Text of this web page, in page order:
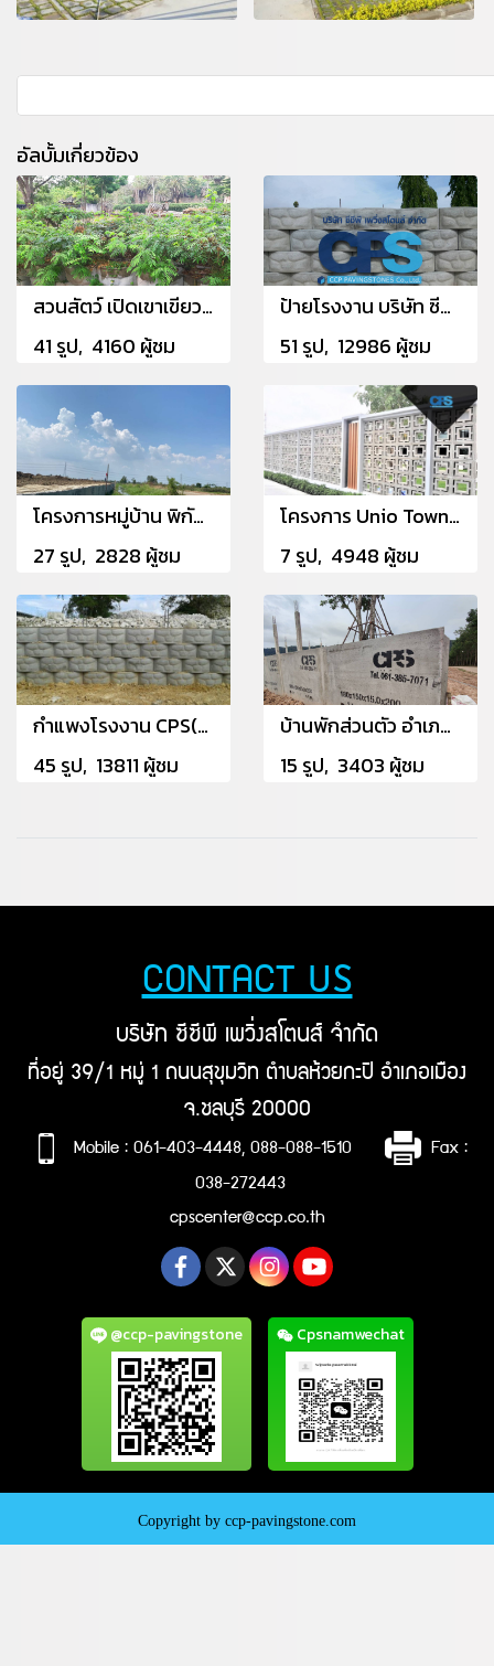
อัลบั้มเกี่ยวข้อง
สวนสัตว์ เปิดเขาเขียว (โซนแอฟริกา)
41 รูป, 4160 ผู้ชม
ป้ายโรงงาน บริษัท ซีซีพี เพวิ่งสโตนส์ จำกัด (13.255036, 101.202836)
51 รูป, 12986 ผู้ชม
โครงการหมู่บ้าน พิกัด อ.แปลงยาว จ.ฉะเชิงเทรา
27 รูป, 2828 ผู้ชม
โครงการ Unio Town srinakharin-bangna
7 รูป, 4948 ผู้ชม
กำแพงโรงงาน CPS(13.255036, 101.202836)
45 รูป, 13811 ผู้ชม
บ้านพักส่วนตัว อำเภอนายายอาม จังหวัดจันทบุรี
15 รูป, 3403 ผู้ชม
CONTACT US
บริษัท ซีซีพี เพวิ่งสโตนส์ จำกัด
ที่อยู่ 39/1 หมู่ 1 ถนนสุขุมวิท ตำบลห้วยกะปิ อำเภอเมือง
จ.ชลบุรี 20000
Mobile : 061-403-4448, 088-088-1510 Fax :
038-272443
cpscenter@ccp.co.th
@ccp-pavingstone Cpsnamwechat
Copyright by ccp-pavingstone.com